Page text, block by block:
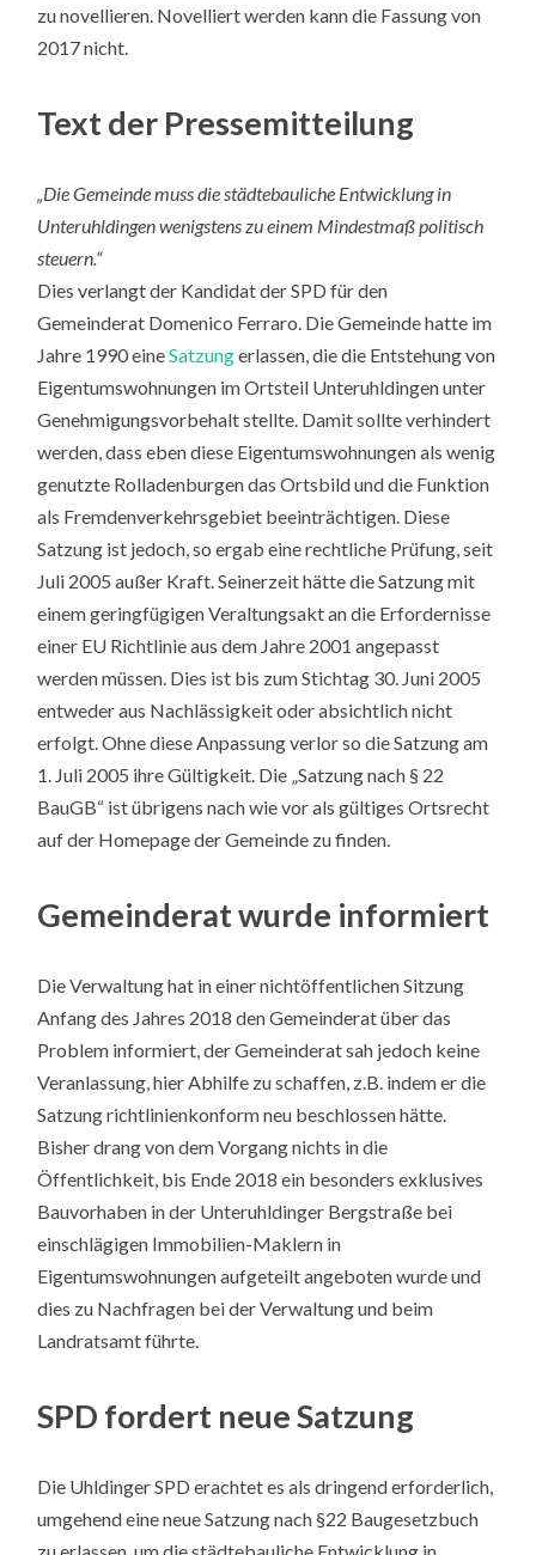
zu novellieren. Novelliert werden kann die Fassung von
2017 nicht.
Text der Pressemitteilung
„Die Gemeinde muss die städtebauliche Entwicklung in
Unteruhldingen wenigstens zu einem Mindestmaß politisch
steuern.“
Dies verlangt der Kandidat der SPD für den
Gemeinderat Domenico Ferraro. Die Gemeinde hatte im
Jahre 1990 eineSatzungerlassen, die die Entstehung von
Eigentumswohnungen im Ortsteil Unteruhldingen unter
Genehmigungsvorbehalt stellte. Damit sollte verhindert
werden, dass eben diese Eigentumswohnungen als wenig
genutzte Rolladenburgen das Ortsbild und die Funktion
als Fremdenverkehrsgebiet beeinträchtigen. Diese
Satzung ist jedoch, so ergab eine rechtliche Prüfung, seit
Juli 2005 außer Kraft. Seinerzeit hätte die Satzung mit
einem geringfügigen Veraltungsakt an die Erfordernisse
einer EU Richtlinie aus dem Jahre 2001 angepasst
werden müssen. Dies ist bis zum Stichtag 30. Juni 2005
entweder aus Nachlässigkeit oder absichtlich nicht
erfolgt. Ohne diese Anpassung verlor so die Satzung am
1. Juli 2005 ihre Gültigkeit. Die „Satzung nach § 22
BauGB“ ist übrigens nach wie vor als gültiges Ortsrecht
auf der Homepage der Gemeinde zu finden.
Gemeinderat wurde informiert
Die Verwaltung hat in einer nichtöffentlichen Sitzung
Anfang des Jahres 2018 den Gemeinderat über das
Problem informiert, der Gemeinderat sah jedoch keine
Veranlassung, hier Abhilfe zu schaffen, z.B. indem er die
Satzung richtlinienkonform neu beschlossen hätte.
Bisher drang von dem Vorgang nichts in die
Öffentlichkeit, bis Ende 2018 ein besonders exklusives
Bauvorhaben in der Unteruhldinger Bergstraße bei
einschlägigen Immobilien-Maklern in
Eigentumswohnungen aufgeteilt angeboten wurde und
dies zu Nachfragen bei der Verwaltung und beim
Landratsamt führte.
SPD fordert neue Satzung
Die Uhldinger SPD erachtet es als dringend erforderlich,
umgehend eine neue Satzung nach §22 Baugesetzbuch